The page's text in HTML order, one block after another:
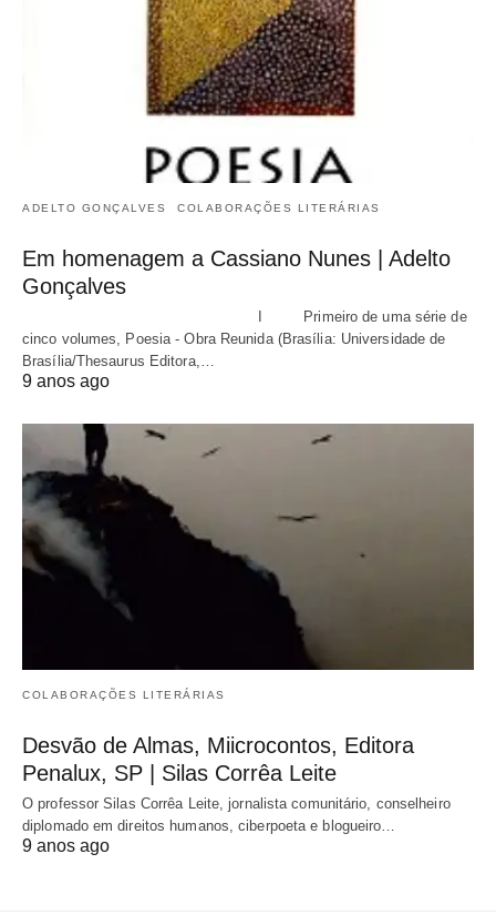
ADELTO GONÇALVES COLABORAÇÕES LITERÁRIAS
Em homenagem a Cassiano Nunes | Adelto
Gonçalves
I Primeiro de uma série de
cinco volumes, Poesia - Obra Reunida (Brasília: Universidade de
Brasília/Thesaurus Editora,…
9 anos ago
COLABORAÇÕES LITERÁRIAS
Desvão de Almas, Miicrocontos, Editora
Penalux, SP | Silas Corrêa Leite
O professor Silas Corrêa Leite, jornalista comunitário, conselheiro
diplomado em direitos humanos, ciberpoeta e blogueiro…
9 anos ago